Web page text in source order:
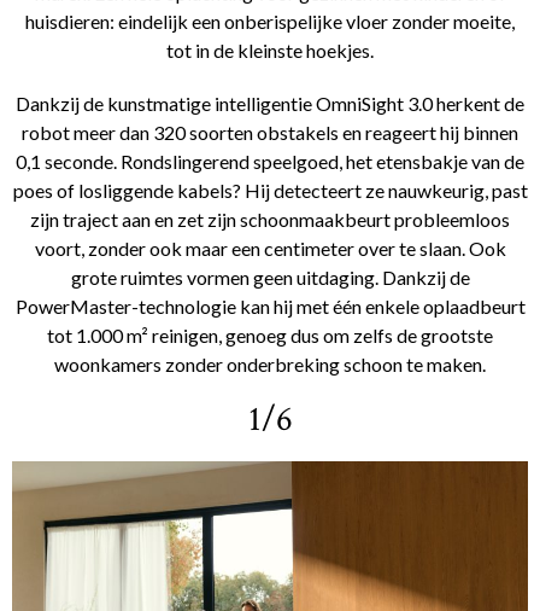
huisdieren: eindelijk een onberispelijke vloer zonder moeite,
tot in de kleinste hoekjes.
Dankzij de kunstmatige intelligentie OmniSight 3.0 herkent de
robot meer dan 320 soorten obstakels en reageert hij binnen
0,1 seconde. Rondslingerend speelgoed, het etensbakje van de
poes of losliggende kabels? Hij detecteert ze nauwkeurig, past
zijn traject aan en zet zijn schoonmaakbeurt probleemloos
voort, zonder ook maar een centimeter over te slaan. Ook
grote ruimtes vormen geen uitdaging. Dankzij de
PowerMaster-technologie kan hij met één enkele oplaadbeurt
tot 1.000 m² reinigen, genoeg dus om zelfs de grootste
woonkamers zonder onderbreking schoon te maken.
1/6